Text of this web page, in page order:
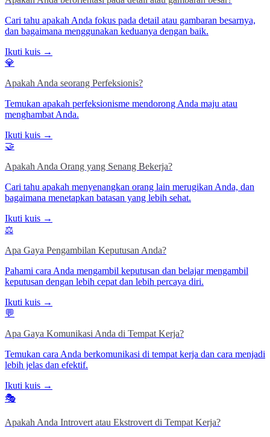
Cari tahu apakah Anda fokus pada detail atau gambaran besarnya,
dan bagaimana menggunakan keduanya dengan baik.
Ikuti kuis →
💎
Apakah Anda seorang Perfeksionis?
Temukan apakah perfeksionisme mendorong Anda maju atau
menghambat Anda.
Ikuti kuis →
🤝
Apakah Anda Orang yang Senang Bekerja?
Cari tahu apakah menyenangkan orang lain merugikan Anda, dan
bagaimana menetapkan batasan yang lebih sehat.
Ikuti kuis →
⚖️
Apa Gaya Pengambilan Keputusan Anda?
Pahami cara Anda mengambil keputusan dan belajar mengambil
keputusan dengan lebih cepat dan lebih percaya diri.
Ikuti kuis →
💬
Apa Gaya Komunikasi Anda di Tempat Kerja?
Temukan cara Anda berkomunikasi di tempat kerja dan cara menjadi
lebih jelas dan efektif.
Ikuti kuis →
🎭
Apakah Anda Introvert atau Ekstrovert di Tempat Kerja?